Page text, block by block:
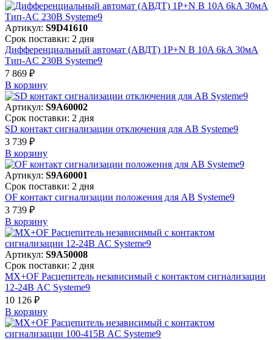
Артикул: S9D41610
Срок поставки: 2 дня
Дифференциальный автомат (АВДТ) 1P+N B 10A 6kA 30мА
Тип-AC 230В Systeme9
7 869 ₽
В корзинy
Артикул: S9A60002
Срок поставки: 2 дня
SD контакт сигнализации отключения для АВ Systeme9
3 739 ₽
В корзинy
Артикул: S9A60001
Срок поставки: 2 дня
OF контакт сигнализации положения для АВ Systeme9
3 739 ₽
В корзинy
Артикул: S9A50008
Срок поставки: 2 дня
MX+OF Расцепитель независимый с контактом сигнализации
12-24В AC Systeme9
10 126 ₽
В корзинy